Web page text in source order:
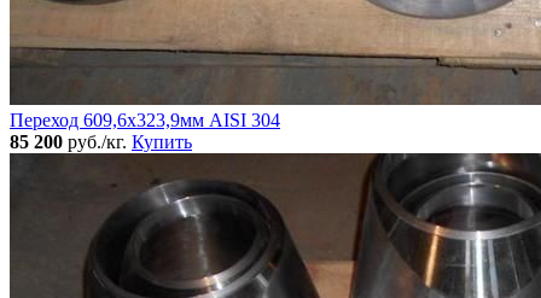
Переход 609,6х323,9мм AISI 304
85 200 руб./кг. Купить